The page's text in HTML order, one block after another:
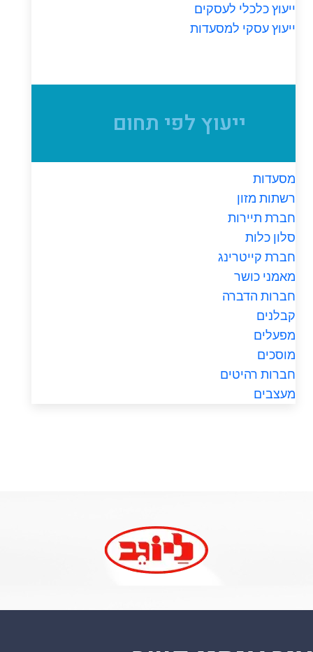
ייעוץ כלכלי לעסקים
ייעוץ עסקי למסעדות
ייעוץ לפי תחום
מסעדות
רשתות מזון
חברת תיירות
סלון כלות
חברת קייטרינג
מאמני כושר
חברות הדברה
קבלנים
מפעלים
מוסכים
חברות רהיטים
מעצבים